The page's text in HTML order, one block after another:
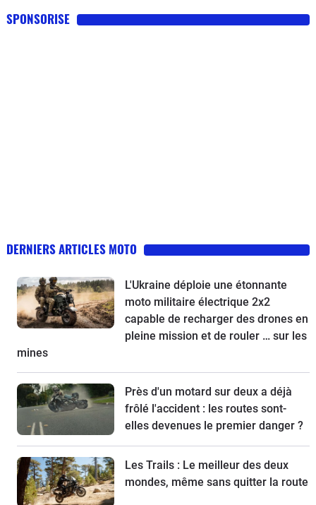
SPONSORISE
DERNIERS ARTICLES MOTO
L'Ukraine déploie une étonnante
moto militaire électrique 2x2
capable de recharger des drones en
pleine mission et de rouler … sur les
mines
Près d'un motard sur deux a déjà
frôlé l'accident : les routes sont-
elles devenues le premier danger ?
Les Trails : Le meilleur des deux
mondes, même sans quitter la route